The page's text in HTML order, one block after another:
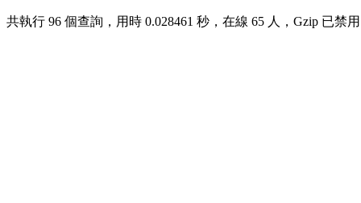
共執行 96 個查詢，用時 0.028461 秒，在線 65 人，Gzip 已禁